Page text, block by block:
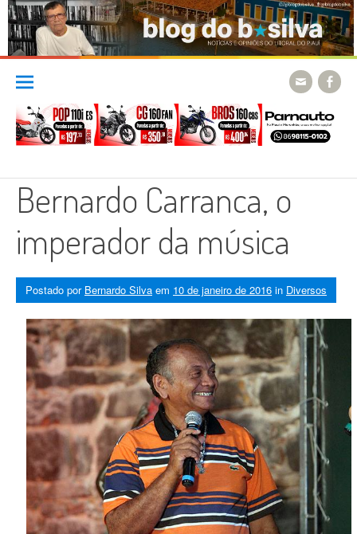
Skip
content
Bernardo Carranca, o
imperador da música
Postado por Bernardo Silva em 10 de janeiro de 2016 in Diversos